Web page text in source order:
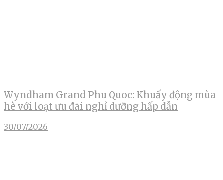
Wyndham Grand Phu Quoc: Khuấy động mùa
hè với loạt ưu đãi nghỉ dưỡng hấp dẫn
30/07/2026